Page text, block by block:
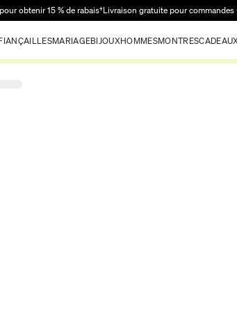
Passer au
obtenir 15 % de rabais†Livraison gratuite pour commandes
MARIAGEBIJOUXHOMMESMONTRES